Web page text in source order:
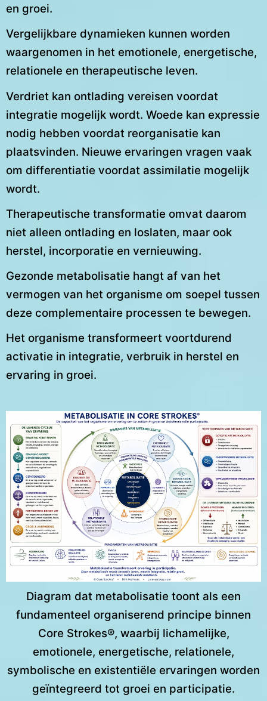
en groei.
Vergelijkbare dynamieken kunnen worden
waargenomen in het emotionele, energetische,
relationele en therapeutische leven.
Verdriet kan ontlading vereisen voordat
integratie mogelijk wordt. Woede kan expressie
nodig hebben voordat reorganisatie kan
plaatsvinden. Nieuwe ervaringen vragen vaak
om differentiatie voordat assimilatie mogelijk
wordt.
Therapeutische transformatie omvat daarom
niet alleen ontlading en loslaten, maar ook
herstel, incorporatie en vernieuwing.
Gezonde metabolisatie hangt af van het
vermogen van het organisme om soepel tussen
deze complementaire processen te bewegen.
Het organisme transformeert voortdurend
activatie in integratie, verbruik in herstel en
ervaring in groei.
Diagram dat metabolisatie toont als een
fundamenteel organiserend principe binnen
Core Strokes®, waarbij lichamelijke,
emotionele, energetische, relationele,
symbolische en existentiële ervaringen worden
geïntegreerd tot groei en participatie.